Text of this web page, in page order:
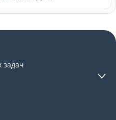
задач